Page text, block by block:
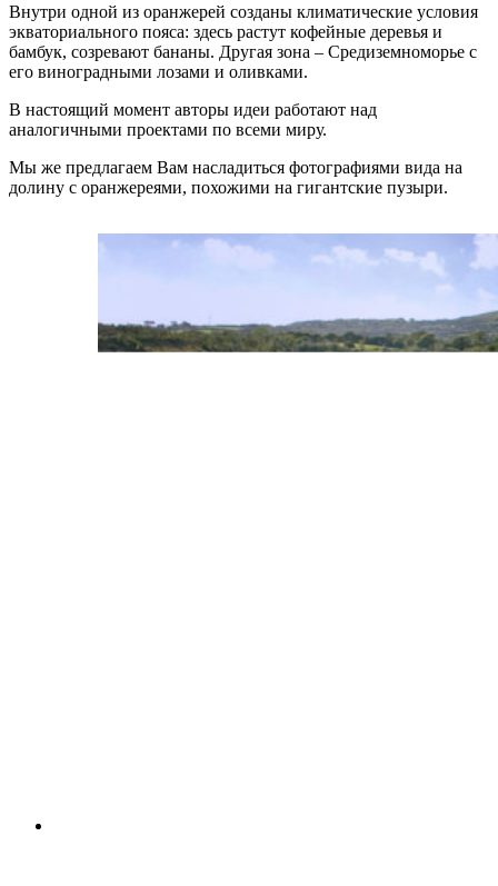
Внутри одной из оранжерей созданы климатические условия
экваториального пояса: здесь растут кофейные деревья и
бамбук, созревают бананы. Другая зона – Средиземноморье с
его виноградными лозами и оливками.
В настоящий момент авторы идеи работают над
аналогичными проектами по всеми миру.
Мы же предлагаем Вам насладиться фотографиями вида на
долину с оранжереями, похожими на гигантские пузыри.